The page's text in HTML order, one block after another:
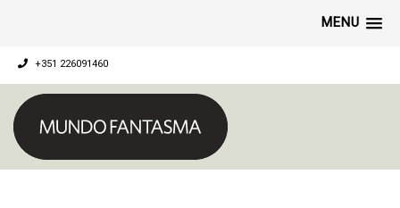
MENU
+351 226091460